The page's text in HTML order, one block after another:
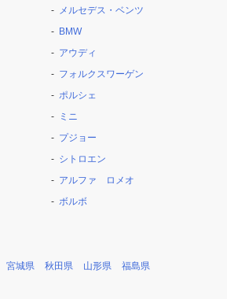
メルセデス・ベンツ
BMW
アウディ
フォルクスワーゲン
ポルシェ
ミニ
プジョー
シトロエン
アルファ ロメオ
ボルボ
宮城県 秋田県 山形県 福島県